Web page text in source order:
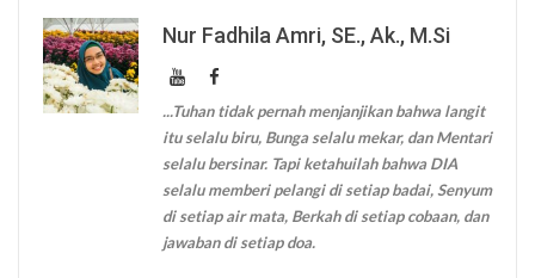
Nur Fadhila Amri, SE., Ak., M.Si
...Tuhan tidak pernah menjanjikan bahwa langit
itu selalu biru, Bunga selalu mekar, dan Mentari
selalu bersinar. Tapi ketahuilah bahwa DIA
selalu memberi pelangi di setiap badai, Senyum
di setiap air mata, Berkah di setiap cobaan, dan
jawaban di setiap doa.